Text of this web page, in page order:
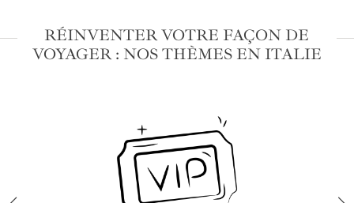
RÉINVENTER VOTRE FAÇON DE
VOYAGER : NOS THÈMES EN ITALIE